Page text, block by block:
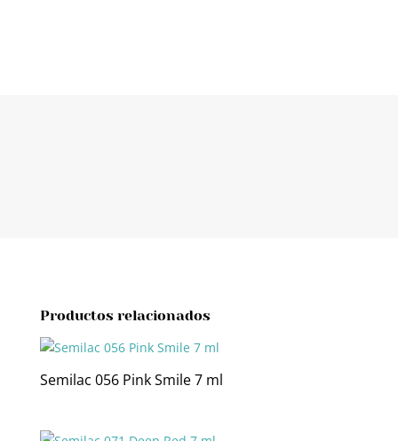
Productos relacionados
Semilac 056 Pink Smile 7 ml